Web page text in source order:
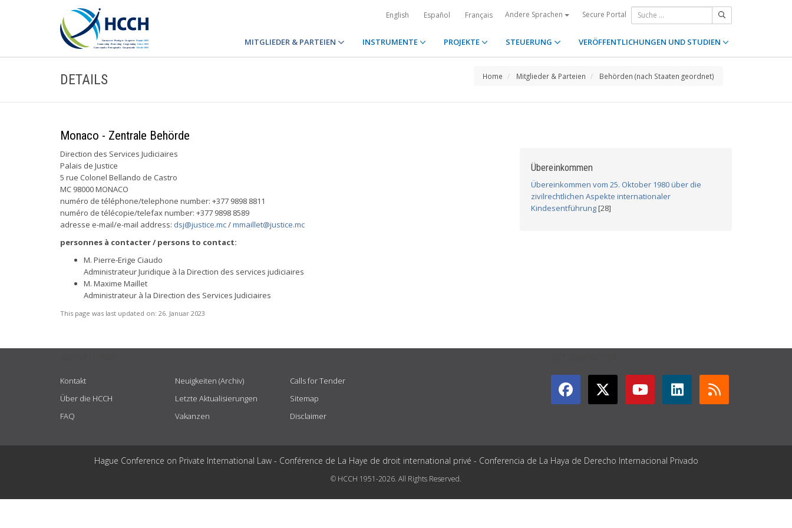
English Español Français Andere Sprachen Secure Portal
MITGLIEDER & PARTEIEN INSTRUMENTE PROJEKTE STEUERUNG VERÖFFENTLICHUNGEN UND STUDIEN
DETAILS Home Mitglieder & Parteien Behörden (nach Staaten geordnet)
Monaco - Zentrale Behörde
Direction des Services Judiciaires
Palais de Justice
5 rue Colonel Bellando de Castro
MC 98000 MONACO
numéro de téléphone/telephone number: +377 9898 8811
numéro de télécopie/telefax number: +377 9898 8589
adresse e-mail/e-mail address: dsj@justice.mc/mmaillet@justice.mc
personnes à contacter / persons to contact:
M. Pierre-Erige Ciaudo
Administrateur Juridique à la Direction des services judiciaires
M. Maxime Maillet
Administrateur à la Direction des Services Judiciaires
This page was last updated on: 26. Januar 2023
Übereinkommen
Übereinkommen vom 25. Oktober 1980 über die
zivilrechtlichen Aspekte internationaler
Kindesentführung[28]
Kontakt
Über die HCCH
FAQ
Neuigkeiten (Archiv)
Letzte Aktualisierungen
Vakanzen
Calls for Tender
Sitemap
Disclaimer
Hague Conference on Private International Law - Conférence de La Haye de droit international privé - Conferencia de La Haya de Derecho Internacional Privado
© HCCH 1951-2026. All Rights Reserved.